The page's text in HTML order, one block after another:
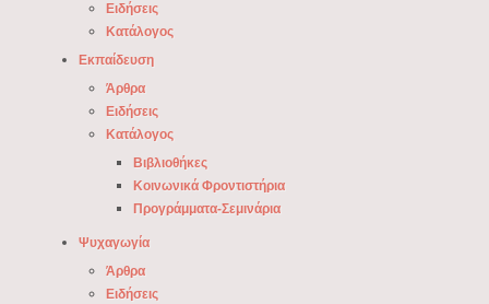
Ειδήσεις
Κατάλογος
Εκπαίδευση
Άρθρα
Ειδήσεις
Κατάλογος
Βιβλιοθήκες
Κοινωνικά Φροντιστήρια
Προγράμματα-Σεμινάρια
Ψυχαγωγία
Άρθρα
Ειδήσεις